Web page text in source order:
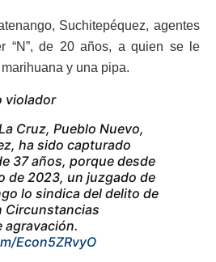
Suchitepéquez, agentes
“N”, de 20 años, a quien se le
y una pipa.
violador
Cruz, Pueblo Nuevo,
ha sido capturado
37 años, porque desde
de 2023, un juzgado de
lo sindica del delito de
Circunstancias
agravación.
Econ5ZRvyO